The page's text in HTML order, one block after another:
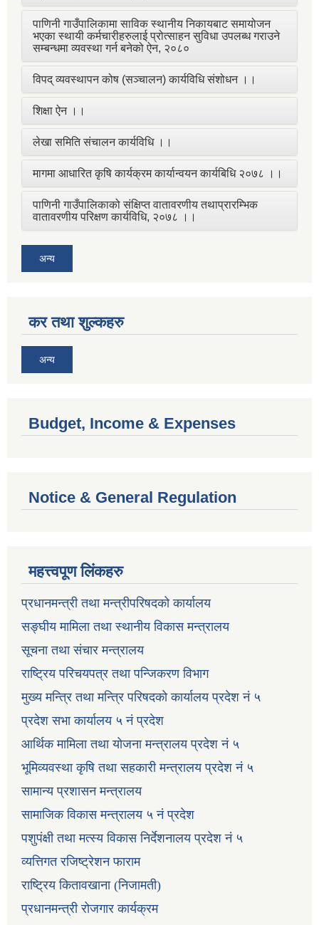
पाणिनी गाउँपालिकामा साविक स्थानीय निकायबाट समायोजन
भएका स्थायी कर्मचारीहरुलाई प्रोत्साहन सुविधा उपलब्ध गराउने
सम्बन्धमा व्यवस्था गर्न बनेको ऐन, २०८०
विपद् व्यवस्थापन कोष (सञ्चालन) कार्यविधि संशोधन ।।
शिक्षा ऐन ।।
लेखा समिति संचालन कार्यविधि ।।
मागमा आधारित कृषि कार्यक्रम कार्यान्वयन कार्यबिधि २०७८ ।।
पाणिनी गाउँपालिकाको संक्षिप्त वातावरणीय तथाप्रारम्भिक
वातावरणीय परिक्षण कार्यविधि, २०७८ ।।
अन्य
कर तथा शुल्कहरु
अन्य
Budget, Income & Expenses
Notice & General Regulation
महत्त्वपूण लिंकहरु
प्रधानमन्त्री तथा मन्त्रीपरिषदको कार्यालय
सङ्घीय मामिला तथा स्थानीय विकास मन्त्रालय
सूचना तथा संचार मन्त्रालय
राष्ट्रिय परिचयपत्र तथा पन्जिकरण विभाग
मुख्य मन्त्रि तथा मन्त्रि परिषदको कार्यालय प्रदेश नं ५
प्रदेश सभा कार्यालय ५ नं प्रदेश
आर्थिक मामिला तथा योजना मन्त्रालय प्रदेश नं ५
भूमिव्यवस्था कृषि तथा सहकारी मन्त्रालय प्रदेश नं ५
सामान्य प्रशासन मन्त्रालय
सामाजिक विकास मन्त्रालय ५ नं प्रदेश
पशुपंक्षी तथा मत्स्य विकास निर्देशनालय प्रदेश नं ५
व्यत्तिगत रजिष्ट्रेशन फाराम
राष्ट्रिय कितावखाना (निजामती)
प्रधानमन्त्री रोजगार कार्यक्रम